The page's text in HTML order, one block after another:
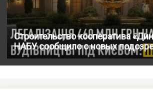
Строительство кооператива
НАБУ сообщило о новых